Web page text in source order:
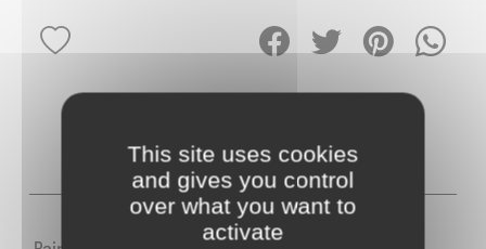
DESCRIPTION AVIS 0
This site uses cookies
and gives you control
over what you want to
activate